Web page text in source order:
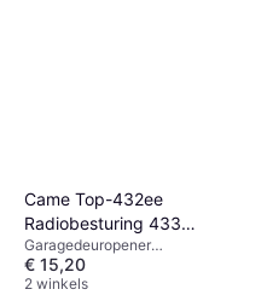
Came Top-432ee
Radiobesturing 433
Handzender
Garagedeuropener
afstandsbediening, x
€ 15,20
2 winkels